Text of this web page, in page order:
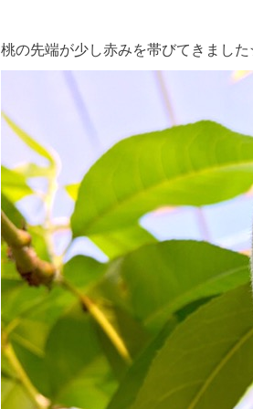
桃の先端が少し赤みを帯びてきまし